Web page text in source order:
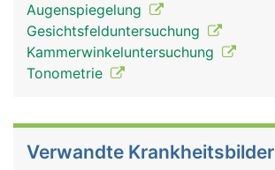
Augenspiegelung
Gesichtsfelduntersuchung
Kammerwinkeluntersuchung
Tonometrie
Verwandte Krankheitsbilder